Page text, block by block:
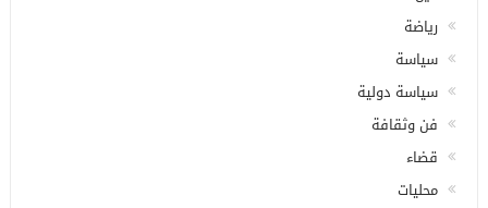
رياضة
سياسة
سياسة دولية
فن وثقافة
قضاء
محليات